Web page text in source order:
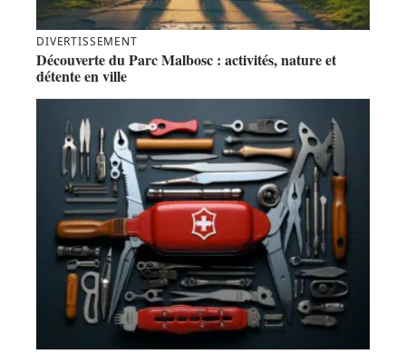
DIVERTISSEMENT
Découverte du Parc Malbosc : activités, nature et
détente en ville